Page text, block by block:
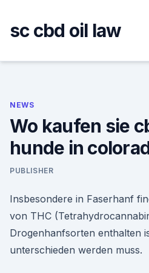
content
sc cbd oil law
NEWS
Wo kaufen sie
hunde in
PUBLISHER
Insbesondere in Faserhanf
von THC
Drogenhanfsorten enthalten
unterschieden werden muss.